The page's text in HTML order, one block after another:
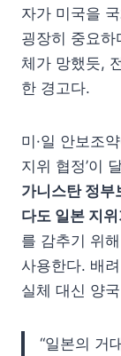
자가 미국을
굉장히 중요
체가 망했듯,
한 경고다.
미·일 안보조
지위 협정’이
가니스탄 정부
다도 일본 지
를 감추기 위
사용한다. 배
실체 대신 양
“일본의 거